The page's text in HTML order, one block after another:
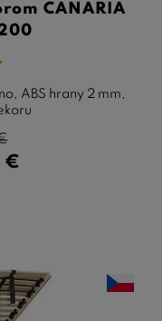
CANARIA
ABS hrany 2 mm,
€